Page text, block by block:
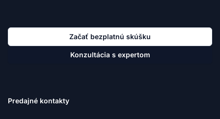
Začať bezplatnú skúšku
Konzultácia s expertom
Predajné kontakty